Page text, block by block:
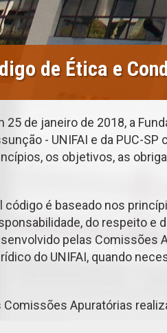
de Ética e
25 de janeiro de 2018, a
- UNIFAI e da PUC-
os objetivos, as
código é baseado nos
do respeito e
pelas Comissões
do UNIFAI, quando
Comissões Apuratórias